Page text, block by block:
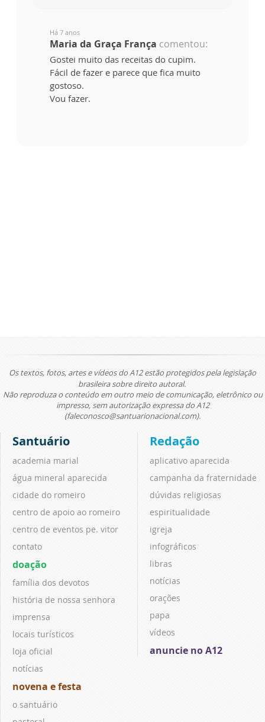
Há 7 anos
Maria da Graça França comentou:
Gostei muito das receitas do cupim.
Fácil de fazer e parece que fica muito
gostoso.
Vou fazer.
Os textos, fotos, artes e vídeos do A12 estão protegidos pela legislação
brasileira sobre direito autoral.
Não reproduza o conteúdo em outro meio de comunicação, eletrônico ou
impresso, sem autorização expressa do A12
(faleconosco@santuarionacional.com).
Santuário
academia marial
água mineral aparecida
cidade do romeiro
centro de apoio ao romeiro
centro de eventos pe. vitor
contato
doação
família dos devotos
história de nossa senhora
imprensa
locais turísticos
loja oficial
notícias
novena e festa
o santuário
Redação
aplicativo aparecida
campanha da fraternidade
dúvidas religiosas
espiritualidade
igreja
infográficos
libras
notícias
orações
papa
vídeos
anuncie no A12